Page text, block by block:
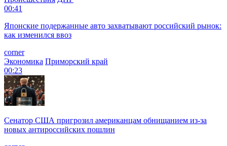
00:41
Японские подержанные авто захватывают российский рынок:
как изменился ввоз
corner
Экономика Приморский край
00:23
Сенатор США пригрозил американцам обнищанием из-за
новых антироссийских пошлин